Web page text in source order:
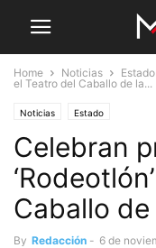
Home Noticias Estado
el Teatro del Caballo de la...
Noticias Estado
Celebran
Caballo
By Redacción - 6 de